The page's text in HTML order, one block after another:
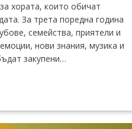
хората, които обичат
За трета поредна година
семейства, приятели и
нови знания, музика и
закупени…